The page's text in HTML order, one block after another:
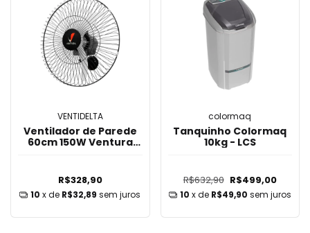
VENTIDELTA
Ventilador de Parede
60cm 150W Ventura
R$328,90
10 x de R$32,89 sem juros
colormaq
Tanquinho Colormaq
10kg - LCS
R$632,90 R$499,00
10 x de R$49,90 sem juros